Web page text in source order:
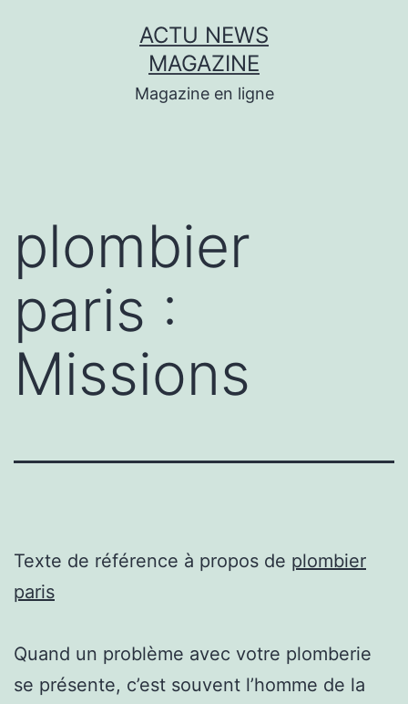
ACTU NEWS
MAGAZINE
Magazine en ligne
plombier
paris :
Missions
Texte de référence à propos de plombier
paris
Quand un problème avec votre plomberie
se présente, c’est souvent l’homme de la